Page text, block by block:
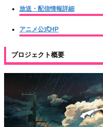
放送・配信情報詳細
アニメ公式HP
プロジェクト概要